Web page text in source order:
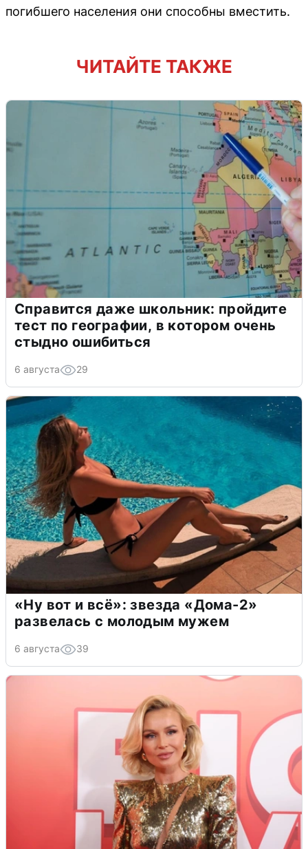
погибшего населения они способны вместить.
ЧИТАЙТЕ ТАКЖЕ
Справится даже школьник: пройдите
тест по географии, в котором очень
стыдно ошибиться
6 августа 29
«Ну вот и всё»: звезда «Дома-2»
развелась с молодым мужем
6 августа 39